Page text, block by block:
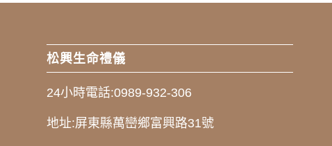
松興生命禮儀
24小時電話:0989-932-306
地址:屏東縣萬巒鄉富興路31號